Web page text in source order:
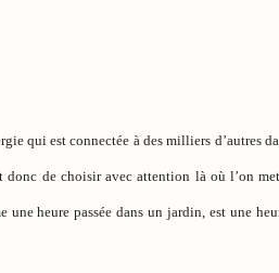
qui est connectée à des milliers d’autres
de choisir avec attention là où l’on
heure passée dans un jardin, est une